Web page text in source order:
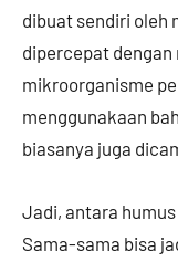
dibuat sendiri oleh
dipercepat
mikroorganisme
menggunakaan
biasanya juga
Jadi, antara
Sama-sama bisa